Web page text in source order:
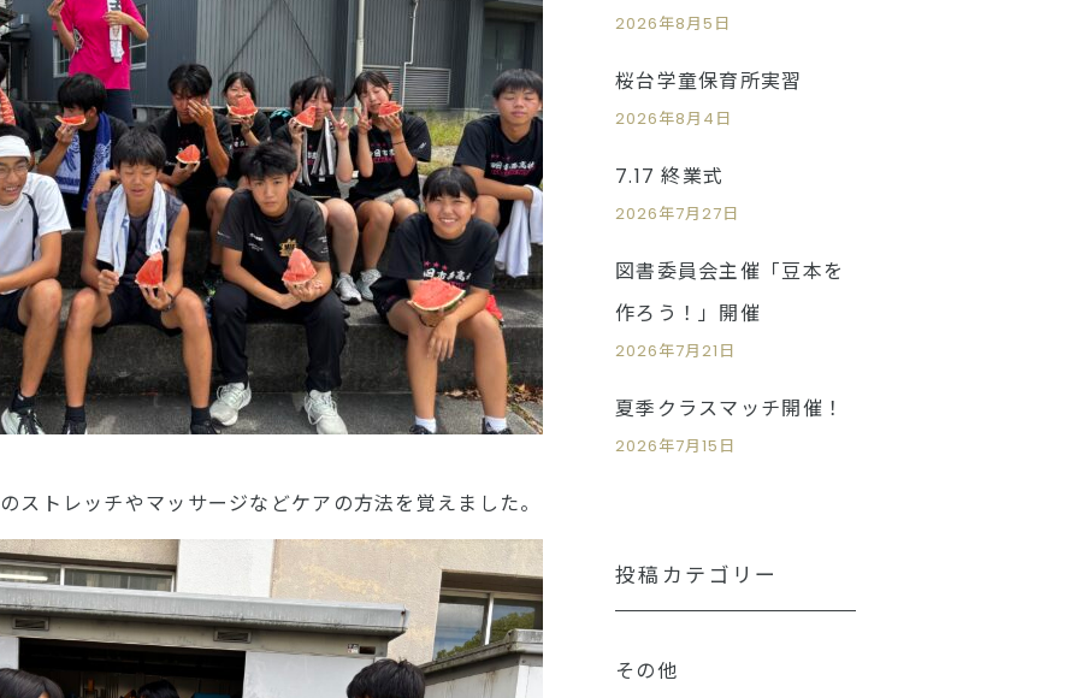
ストレッチやマッサージなどケアの方法を覚えました。
2026年8月5日
桜台学童保育所実習
2026年8月4日
7.17 終業式
2026年7月27日
図書委員会主催「豆本を
作ろう！」開催
2026年7月21日
夏季クラスマッチ開催！
2026年7月15日
投稿カテゴリー
その他